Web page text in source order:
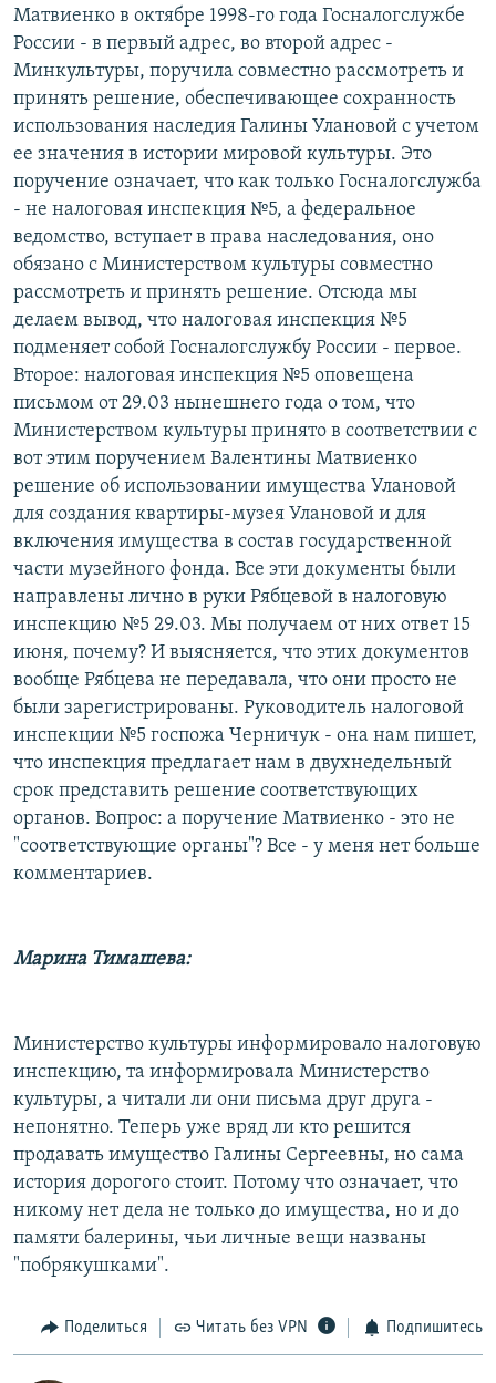
Матвиенко в октябре 1998-го года Госналогслужбе
России - в первый адрес, во второй адрес -
Минкультуры, поручила совместно рассмотреть и
принять решение, обеспечивающее сохранность
использования наследия Галины Улановой с учетом
ее значения в истории мировой культуры. Это
поручение означает, что как только Госналогслужба
- не налоговая инспекция №5, а федеральное
ведомство, вступает в права наследования, оно
обязано с Министерством культуры совместно
рассмотреть и принять решение. Отсюда мы
делаем вывод, что налоговая инспекция №5
подменяет собой Госналогслужбу России - первое.
Второе: налоговая инспекция №5 оповещена
письмом от 29.03 нынешнего года о том, что
Министерством культуры принято в соответствии с
вот этим поручением Валентины Матвиенко
решение об использовании имущества Улановой
для создания квартиры-музея Улановой и для
включения имущества в состав государственной
части музейного фонда. Все эти документы были
направлены лично в руки Рябцевой в налоговую
инспекцию №5 29.03. Мы получаем от них ответ 15
июня, почему? И выясняется, что этих документов
вообще Рябцева не передавала, что они просто не
были зарегистрированы. Руководитель налоговой
инспекции №5 госпожа Черничук - она нам пишет,
что инспекция предлагает нам в двухнедельный
срок представить решение соответствующих
органов. Вопрос: а поручение Матвиенко - это не
"соответствующие органы"? Все - у меня нет больше
комментариев.
Марина Тимашева:
Министерство культуры информировало налоговую
инспекцию, та информировала Министерство
культуры, а читали ли они письма друг друга -
непонятно. Теперь уже вряд ли кто решится
продавать имущество Галины Сергеевны, но сама
история дорогого стоит. Потому что означает, что
никому нет дела не только до имущества, но и до
памяти балерины, чьи личные вещи названы
"побрякушками".
Поделиться Читать без VPN Подпишитесь